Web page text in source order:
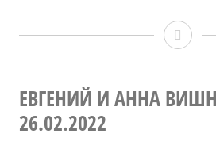
ЕВГЕНИЙ И АННА
26.02.2022